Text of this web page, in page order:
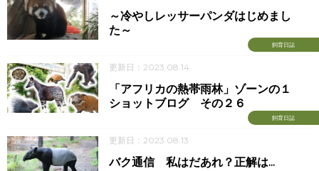
飼育日誌
～冷やしレッサーパンダはじめまし
た～
更新日：2023.08.14
飼育日誌
「アフリカの熱帯雨林」ゾーンの１
ショットブログ その２６
更新日：2023.08.13
バク通信 私はだあれ？正解は...